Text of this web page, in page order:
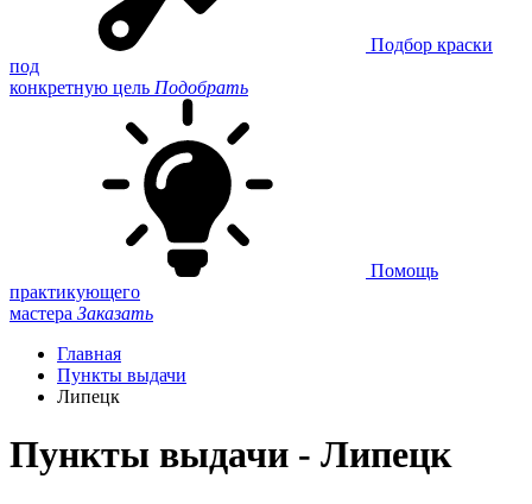
Подбор краски
под
конкретную цель Подобрать
Помощь
практикующего
мастера Заказать
Главная
Пункты выдачи
Липецк
Пункты выдачи - Липецк